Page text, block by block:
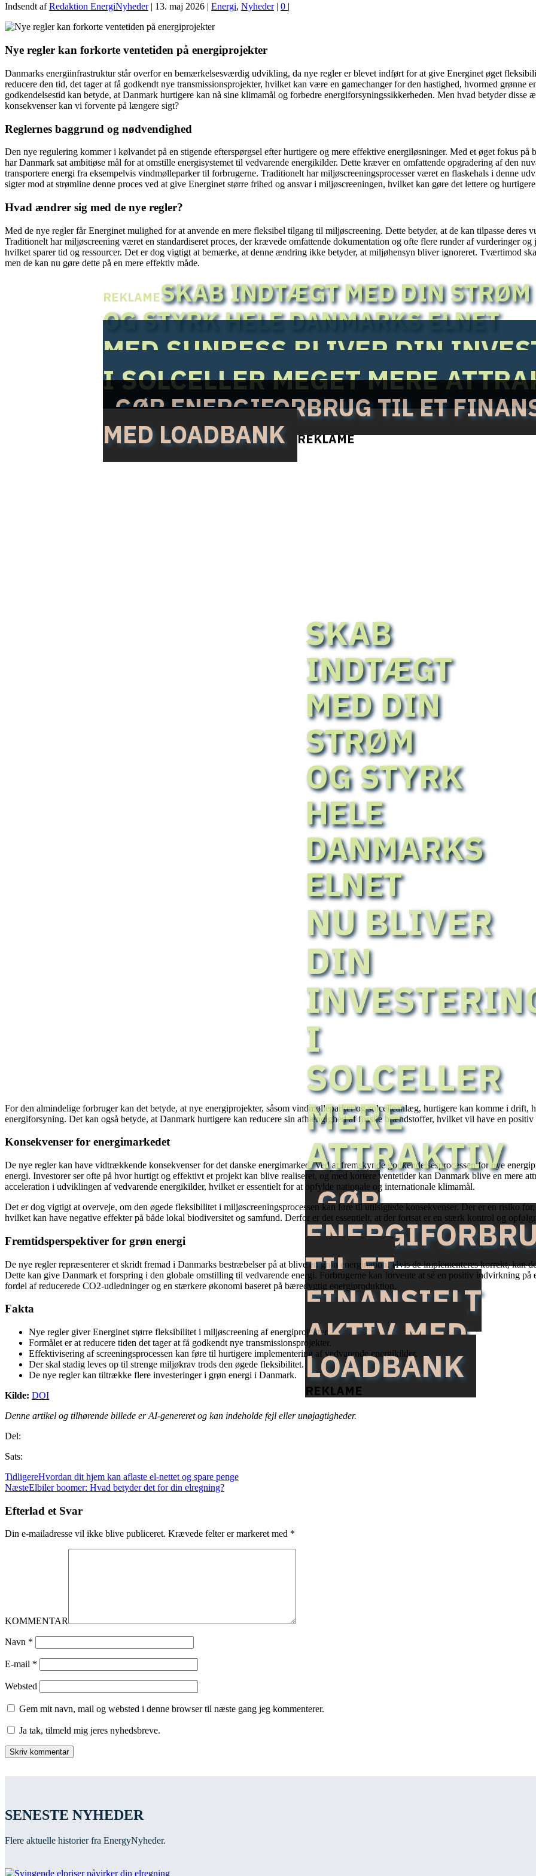
Indsendt afRedaktion EnergiNyheder| 13. maj 2026 | Energi, Nyheder| 0 |
Nye regler kan forkorte ventetiden på energiprojekter
Danmarks energiinfrastruktur står overfor en bemærkelsesværdig udvikling, da nye regler er blevet indført for at give Energinet øget
reducere den tid, det tager at få godkendt nye transmissionsprojekter, hvilket kan være en gamechanger for den hastighed, hvormed
godkendelsestid kan betyde, at Danmark hurtigere kan nå sine klimamål og forbedre energiforsyningssikkerheden. Men hvad betyder
konsekvenser kan vi forvente på længere sigt?
Reglernes baggrund og nødvendighed
Den nye regulering kommer i kølvandet på en stigende efterspørgsel efter hurtigere og mere effektive energiløsninger. Med et øget fokus
har Danmark sat ambitiøse mål for at omstille energisystemet til vedvarende energikilder. Dette kræver en omfattende opgradering af den
transportere energi fra eksempelvis vindmølleparker til forbrugerne. Traditionelt har miljøscreeningsprocesser været en flaskehals i denne
sigter mod at strømline denne proces ved at give Energinet større frihed og ansvar i miljøscreeningen, hvilket kan gøre det lettere og
Hvad ændrer sig med de nye regler?
Med de nye regler får Energinet mulighed for at anvende en mere fleksibel tilgang til miljøscreening. Dette betyder, at de kan tilpasse
Traditionelt har miljøscreening været en standardiseret proces, der krævede omfattende dokumentation og ofte flere runder af vurderinger
hvilket sparer tid og ressourcer. Det er dog vigtigt at bemærke, at denne ændring ikke betyder, at miljøhensyn bliver ignoreret. Tværtimod
men de kan nu gøre dette på en mere effektiv måde.
REKLAMESKAB INDTÆGT MED DIN STRØM
OG STYRK HELE DANMARKS ELNET
MED SUNBESS BLIVER DIN
I SOLCELLER MEGET MERE
GØR ENERGIFORBRUG TIL ET
MED LOADBANK
REKLAME
SKAB
INDTÆGT
MED DIN
STRØM
OG STYRK
HELE
DANMARKS
ELNET
NU BLIVER
DIN
I
SOLCELLER
MERE
ATTRAKTIV
GØR
TIL ET
FINANSIELT
AKTIV MED
LOADBANK
REKLAME
For den almindelige forbruger kan det betyde, at nye energiprojekter, såsom vindmølleparker og solcelleanlæg, hurtigere kan komme i drift,
energiforsyning. Det kan også betyde, at Danmark hurtigere kan reducere sin afhængighed af fossile brændstoffer, hvilket vil have en
Konsekvenser for energimarkedet
De nye regler kan have vidtrækkende konsekvenser for det danske energimarked. Ved at fremskynde godkendelsesprocessen for nye
energi. Investorer ser ofte på hvor hurtigt og effektivt et projekt kan blive realiseret, og med kortere ventetider kan Danmark blive en mere
acceleration i udviklingen af vedvarende energikilder, hvilket er essentielt for at opfylde nationale og internationale klimamål.
Det er dog vigtigt at overveje, om den øgede fleksibilitet i miljøscreeningsprocessen kan føre til utilsigtede konsekvenser. Der er en risiko
hvilket kan have negative effekter på både lokal biodiversitet og samfund. Derfor er det essentielt, at der fortsat er en stærk kontrol og
Fremtidsperspektiver for grøn energi
De nye regler repræsenterer et skridt fremad i Danmarks bestræbelser på at blive en grøn energination. Hvis de implementeres korrekt, kan
Dette kan give Danmark et forspring i den globale omstilling til vedvarende energi. Forbrugerne kan forvente at se en positiv indvirkning
fordel af reducerede CO2-udledninger og en stærkere økonomi baseret på bæredygtig energiproduktion.
Fakta
Nye regler giver Energinet større fleksibilitet i miljøscreening af energiprojekter.
Formålet er at reducere tiden det tager at få godkendt nye transmissionsprojekter.
Effektivisering af screeningsprocessen kan føre til hurtigere implementering af vedvarende energikilder.
Der skal stadig leves op til strenge miljøkrav trods den øgede fleksibilitet.
De nye regler kan tiltrække flere investeringer i grøn energi i Danmark.
Kilde: DOI
Denne artikel og tilhørende billede er AI-genereret og kan indeholde fejl eller unøjagtigheder.
Del:
Sats:
TidligereHvordan dit hjem kan aflaste el-nettet og spare penge
NæsteElbiler boomer: Hvad betyder det for din elregning?
Efterlad et Svar
Din e-mailadresse vil ikke blive publiceret. Krævede felter er markeret med *
KOMMENTAR
Navn *
E-mail *
Websted
Gem mit navn, mail og websted i denne browser til næste gang jeg kommenterer.
Ja tak, tilmeld mig jeres nyhedsbreve.
SENESTE NYHEDER
Flere aktuelle historier fra EnergyNyheder.